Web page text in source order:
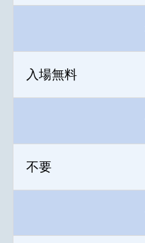
入場無料
不要